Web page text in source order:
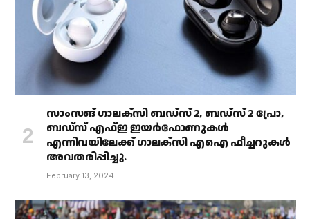
സാംസങ് ഗാലക്‌സി ബഡ്‌സ് 2, ബഡ്‌സ് 2 പ്രോ,
ബഡ്‌സ് എഫ്ഇ ഇയർഫോണുകൾ
എന്നിവയിലേക്ക് ഗാലക്‌സി എഐ ഫീച്ചറുകൾ
അവതരിപ്പിച്ചു.
February 13, 2024